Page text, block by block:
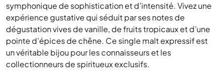
symphonique de sophistication et d’intensité. Vivez une
expérience gustative qui séduit par ses notes de
dégustation vives de vanille, de fruits tropicaux et d’une
pointe d’épices de chêne. Ce single malt expressif est
un véritable bijou pour les connaisseurs et les
collectionneurs de spiritueux exclusifs.